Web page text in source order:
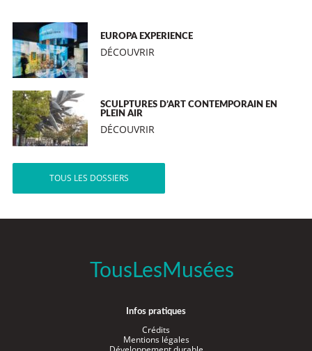
EUROPA EXPERIENCE
DÉCOUVRIR
SCULPTURES D’ART CONTEMPORAIN EN
PLEIN AIR
DÉCOUVRIR
TOUS LES DOSSIERS
TousLesMusées
Infos pratiques
Crédits
Mentions légales